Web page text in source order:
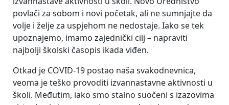
povlači za sobom i novi početak, ali ne sumnjajte da
volje i želje za uspjehom ne nedostaje. Iako se tek
upoznajemo, imamo zajednički cilj – napraviti
najbolji školski časopis ikada viđen.
Otkad je COVID-19 postao naša svakodnevnica,
veoma je teško provoditi izvannastavne aktivnosti u
školi. Međutim, iako smo stalno suočeni s izazovima